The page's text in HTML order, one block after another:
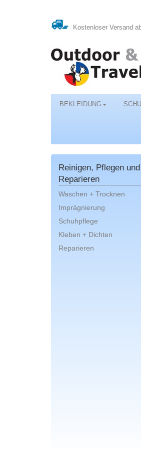
Kostenloser Versand
BEKLEIDUNG
Reinigen, Pflegen und
Reparieren
Waschen + Trocknen
Imprägnierung
Schuhpflege
Kleben + Dichten
Reparieren